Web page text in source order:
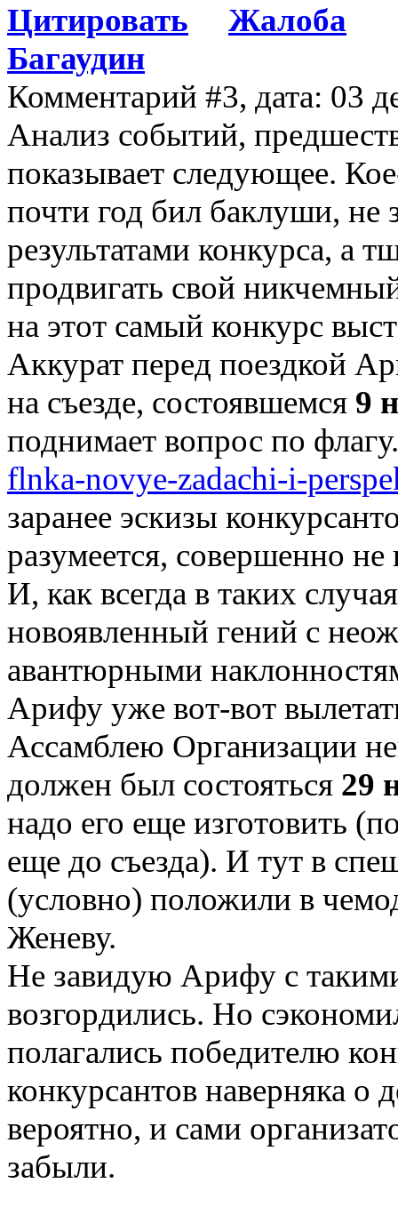
Цитировать
Жалоба
Багаудин
Комментарий #3, дата: 03
Анализ событий,
показывает следующее.
почти год бил баклуши, не
результатами конкурса, а
продвигать свой
на этот самый конкурс
Аккурат перед поездкой
на съезде, состоявшемся 9
поднимает вопрос по
flnka-novye-zadachi-i-
заранее эскизы
разумеется, совершенно
И, как всегда в таких
новоявленный гений с
авантюрными
Арифу уже вот-вот
Ассамблею Организации
должен был состояться 29
надо его еще изготовить
еще до съезда). И тут в
(условно) положили в
Женеву.
Не завидую Арифу с
возгордились. Но
полагались победителю
конкурсантов наверняка о
вероятно, и сами
забыли.